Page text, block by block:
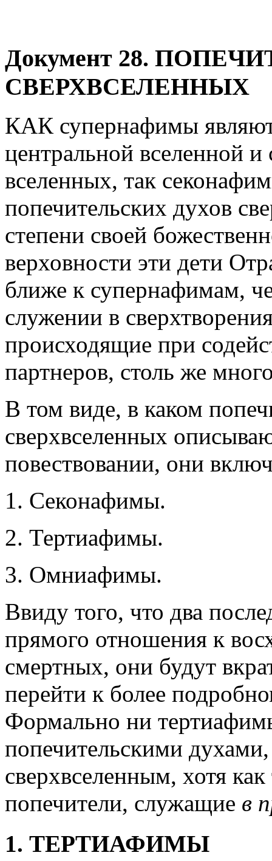
Документ 28.
СВЕРХВСЕЛЕННЫХ
КАК супернафимы
центральной вселенной
вселенных, так
попечительских духов
степени своей
верховности эти дети
ближе к супернафимам,
служении в
происходящие при
партнеров, столь же
В том виде, в каком
сверхвселенных
повествовании, они
1. Секонафимы.
2. Тертиафимы.
3. Омниафимы.
Ввиду того, что два
прямого отношения к
смертных, они будут
перейти к более
Формально ни
попечительскими
сверхвселенным, хотя
попечители, служащие в
1. ТЕРТИАФИМЫ